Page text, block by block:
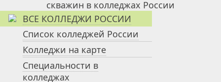
ВСЕ КОЛЛЕДЖИ РОССИИ
Список колледжей России
Колледжи на карте
Специальности в
колледжах